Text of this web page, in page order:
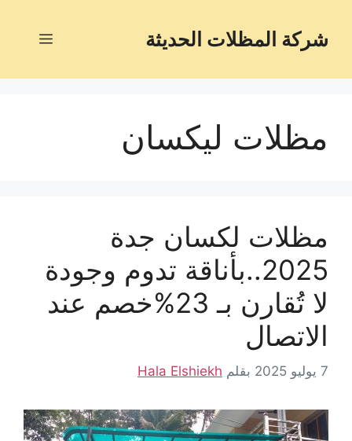
شركة المظلات الحديثة
مظلات ليكسان
مظلات لكسان جدة
2025..بأناقة تدوم وجودة
لا تُقارن بـ 23%خصم عند
الاتصال
7 يوليو 2025 بقلم Hala Elshiekh